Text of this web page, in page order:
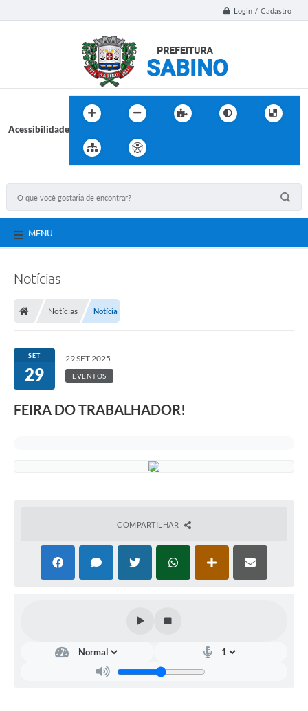
Login / Cadastro
Acessibilidade
MENU
Notícias
Notícias Notícia
SET
29
29 SET 2025
EVENTOS
FEIRA DO TRABALHADOR!
COMPARTILHAR